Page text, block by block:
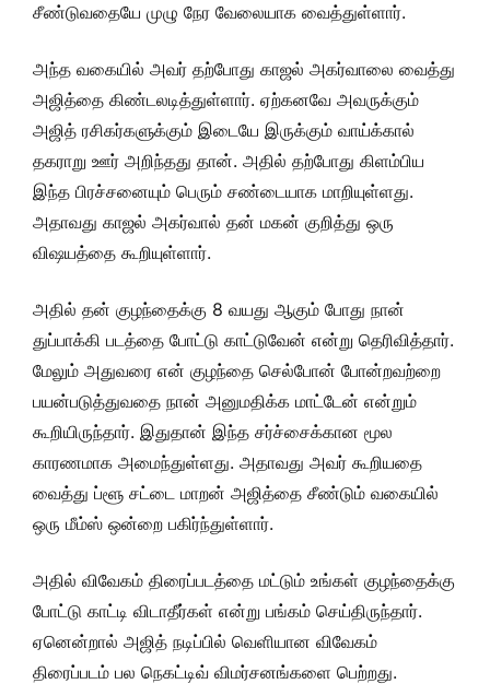
சீண்டுவதையே முழு நேர வேலையாக வைத்துள்ளார்.
அந்த வகையில் அவர் தற்போது காஜல் அகர்வாலை வைத்து
அஜித்தை கிண்டலடித்துள்ளார். ஏற்கனவே அவருக்கும்
அஜித் ரசிகர்களுக்கும் இடையே இருக்கும் வாய்க்கால்
தகராறு ஊர் அறிந்தது தான். அதில் தற்போது கிளம்பிய
இந்த பிரச்சனையும் பெரும் சண்டையாக மாறியுள்ளது.
அதாவது காஜல் அகர்வால் தன் மகன் குறித்து ஒரு
விஷயத்தை கூறியுள்ளார்.
அதில் தன் குழந்தைக்கு 8 வயது ஆகும் போது நான்
துப்பாக்கி படத்தை போட்டு காட்டுவேன் என்று தெரிவித்தார்.
மேலும் அதுவரை என் குழந்தை செல்போன் போன்றவற்றை
பயன்படுத்துவதை நான் அனுமதிக்க மாட்டேன் என்றும்
கூறியிருந்தார். இதுதான் இந்த சர்ச்சைக்கான மூல
காரணமாக அமைந்துள்ளது. அதாவது அவர் கூறியதை
வைத்து ப்ளூ சட்டை மாறன் அஜித்தை சீண்டும் வகையில்
ஒரு மீம்ஸ் ஒன்றை பகிர்ந்துள்ளார்.
அதில் விவேகம் திரைப்படத்தை மட்டும் உங்கள் குழந்தைக்கு
போட்டு காட்டி விடாதீர்கள் என்று பங்கம் செய்திருந்தார்.
ஏனென்றால் அஜித் நடிப்பில் வெளியான விவேகம்
திரைப்படம் பல நெகட்டிவ் விமர்சனங்களை பெற்றது.